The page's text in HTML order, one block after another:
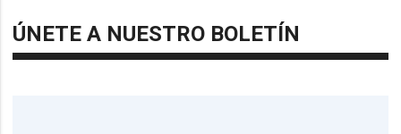
ÚNETE A NUESTRO BOLETÍN